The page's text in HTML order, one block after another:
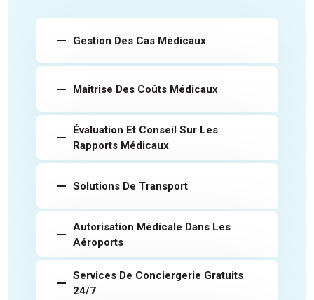
Gestion Des Cas Médicaux
Maîtrise Des Coûts Médicaux
Évaluation Et Conseil Sur Les
Rapports Médicaux
Solutions De Transport
Autorisation Médicale Dans Les
Aéroports
Services De Conciergerie Gratuits
24/7